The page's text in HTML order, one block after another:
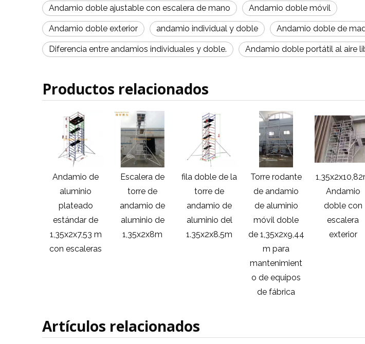
Andamio doble ajustable con escalera de mano Andamio doble móvil
Andamio doble exterior andamio individual y doble Andamio doble de
Diferencia entre andamios individuales y doble. Andamio doble portátil al aire
Productos relacionados
Andamio de
aluminio
plateado
estándar de
1,35x2x7,53 m
con escaleras
Escalera de
torre de
andamio de
aluminio de
1,35x2x8m
fila doble de la
torre de
andamio de
aluminio del
1.35x2x8.5m
Torre rodante
de andamio
de aluminio
móvil doble
de 1,35x2x9,44
m para
mantenimient
o de equipos
de fábrica
Andamio
doble con
escalera
exterior
Artículos relacionados